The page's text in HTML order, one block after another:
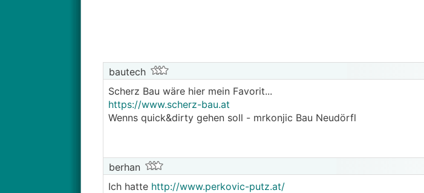
bautech
Scherz Bau wäre hier mein Favorit...
https://www.scherz-bau.at
Wenns quick&dirty gehen soll - mrkonjic Bau Neudörfl
berhan
Ich hatte http://www.perkovic-putz.at/